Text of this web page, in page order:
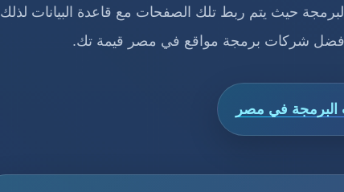
حيث يتم ربط تلك الصفحات مع قاعدة البيانات لذلك
أفضل شركات برمجة مواقع في مصر قيمة تك.
في مصر